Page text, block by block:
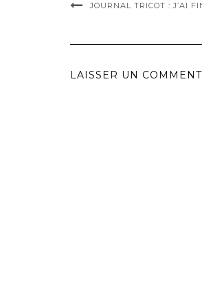
JOURNAL TRICOT : J’AI
LAISSER UN